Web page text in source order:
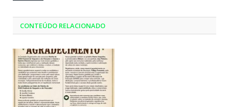
CONTEÚDO RELACIONADO